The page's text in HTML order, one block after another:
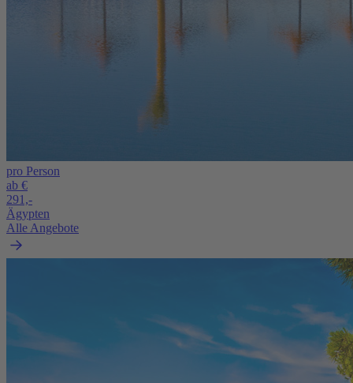
pro Person
ab €
291,-
Ägypten
Alle Angebote